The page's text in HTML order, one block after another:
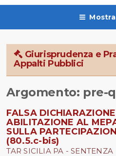
Giurisprudenza e
Appalti Pubblici
Argomento: pre-
FALSA
ABILITAZIONE AL
SULLA
(80.5.c-bis)
TAR SICILIA PA - SENTENZA